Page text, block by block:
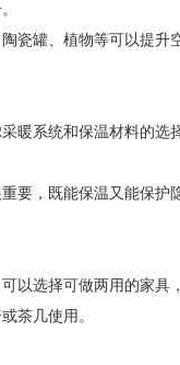
罐、植物等可以提升
系统和保温材料的选
，既能保温又能保护
选择可做两用的家具
茶几使用。